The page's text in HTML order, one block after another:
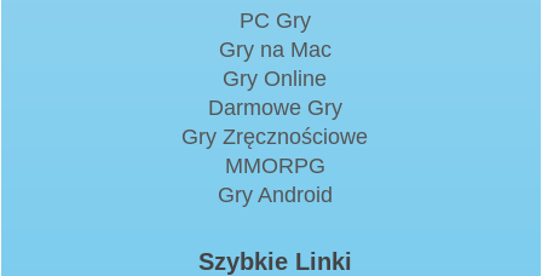
PC Gry
Gry na Mac
Gry Online
Darmowe Gry
Gry Zręcznościowe
MMORPG
Gry Android
Szybkie Linki